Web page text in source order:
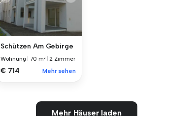
Schützen Am Gebirge
Wohnung |70 m² |2 Zimmer
€ 714 Mehr sehen
Mehr Häuser laden